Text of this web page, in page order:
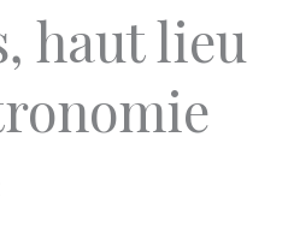
haut lieu